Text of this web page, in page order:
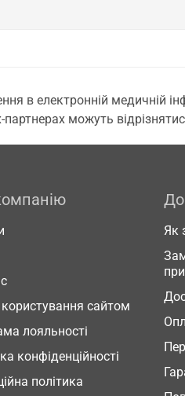
в електронній медичній
можуть
сайтом
лояльності
конфіденційності
політика
Як